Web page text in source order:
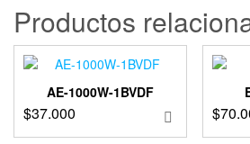
Productos
AE-1000W-1BVDF
$37.000 $